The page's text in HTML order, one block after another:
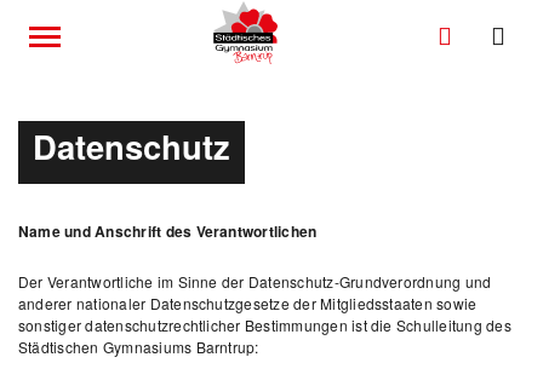
Datenschutz
Name und Anschrift des Verantwortlichen
Der Verantwortliche im Sinne der Datenschutz-Grundverordnung und
anderer nationaler Datenschutzgesetze der Mitgliedsstaaten sowie
sonstiger datenschutzrechtlicher Bestimmungen ist die Schulleitung des
Städtischen Gymnasiums Barntrup: